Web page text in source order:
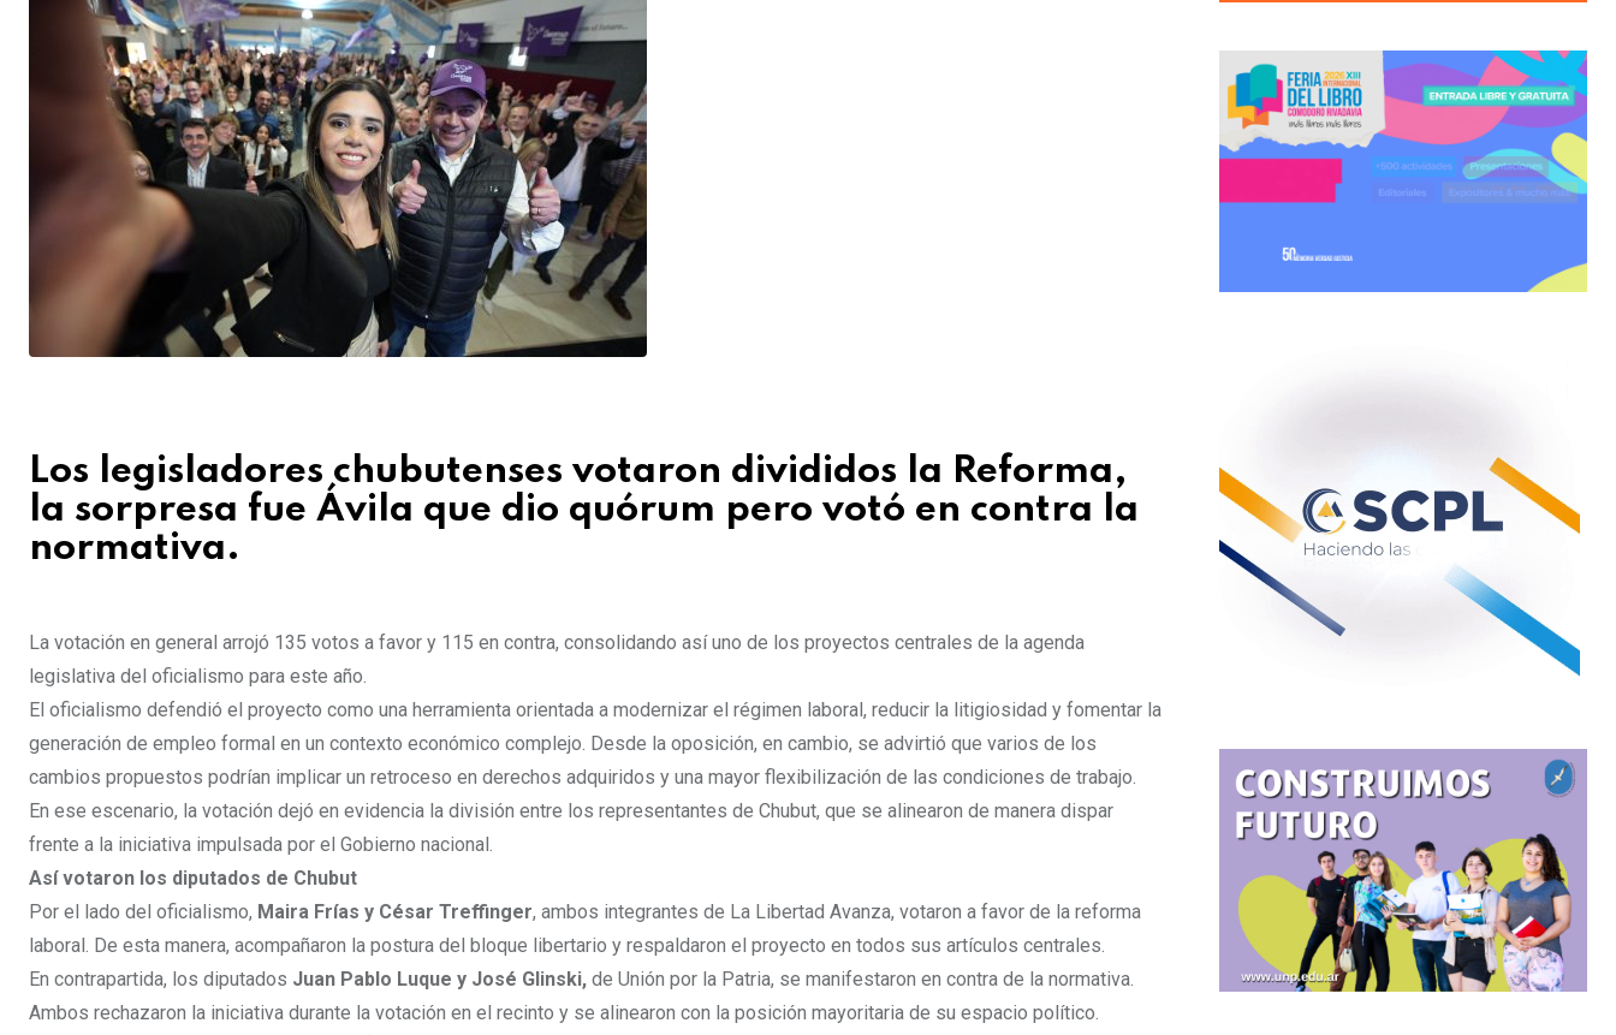
Los legisladores chubutenses votaron divididos la Reforma,
la sorpresa fue Ávila que dio quórum pero votó en contra la
normativa.
La votación en general arrojó 135 votos a favor y 115 en contra, consolidando así uno de los proyectos centrales de la agenda
legislativa del oficialismo para este año.
El oficialismo defendió el proyecto como una herramienta orientada a modernizar el régimen laboral, reducir la litigiosidad y fomentar la
generación de empleo formal en un contexto económico complejo. Desde la oposición, en cambio, se advirtió que varios de los
cambios propuestos podrían implicar un retroceso en derechos adquiridos y una mayor flexibilización de las condiciones de trabajo.
En ese escenario, la votación dejó en evidencia la división entre los representantes de Chubut, que se alinearon de manera dispar
frente a la iniciativa impulsada por el Gobierno nacional.
Así votaron los diputados de Chubut
Por el lado del oficialismo, Maira Frías y César Treffinger, ambos integrantes de La Libertad Avanza, votaron a favor de la reforma
laboral. De esta manera, acompañaron la postura del bloque libertario y respaldaron el proyecto en todos sus artículos centrales.
En contrapartida, los diputados Juan Pablo Luque y José Glinski, de Unión por la Patria, se manifestaron en contra de la normativa.
Ambos rechazaron la iniciativa durante la votación en el recinto y se alinearon con la posición mayoritaria de su espacio político.